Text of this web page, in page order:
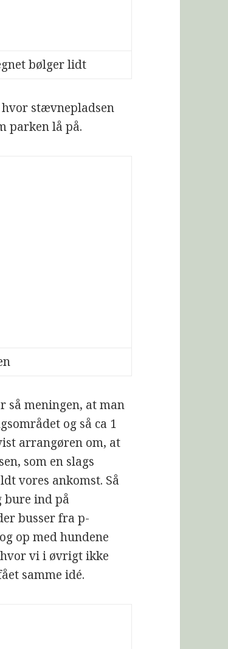
bølger lidt
hvor stævnepladsen
parken lå på.
så meningen, at man
og så ca 1
arrangøren om, at
som en slags
vores ankomst. Så
bure ind på
busser fra p-
op med hundene
vi i øvrigt ikke
samme idé.